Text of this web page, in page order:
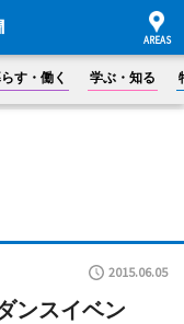
す・働く 学ぶ・知る
2015.06.05
ンスイベン